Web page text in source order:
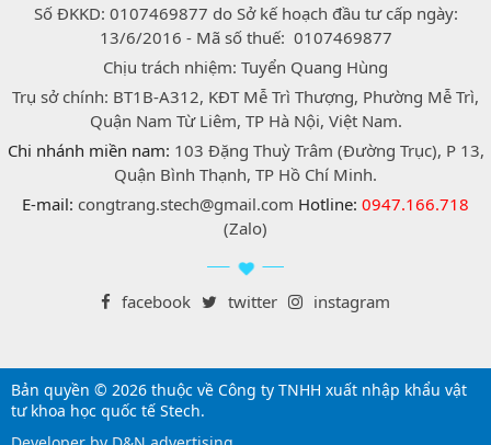
Số ĐKKD: 0107469877 do Sở kế hoạch đầu tư cấp ngày:
13/6/2016 - Mã số thuế: 0107469877
Chịu trách nhiệm: Tuyển Quang Hùng
Trụ sở chính: BT1B-A312, KĐT Mễ Trì Thượng, Phường Mễ Trì,
Quận Nam Từ Liêm, TP Hà Nội, Việt Nam.
Chi nhánh miền nam: 103 Đặng Thuỳ Trâm (Đường Trục), P 13,
Quận Bình Thạnh, TP Hồ Chí Minh.
E-mail: congtrang.stech@gmail.com Hotline: 0947.166.718
(Zalo)
facebook twitter instagram
Bản quyền © 2026 thuộc về Công ty TNHH xuất nhập khẩu vật
tư khoa học quốc tế Stech.